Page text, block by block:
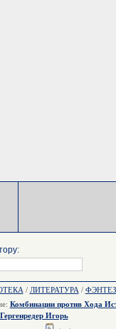
/ ЛИТЕРАТУРА /
Комбинации против Хода
Гергенредер Игорь